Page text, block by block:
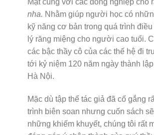
nha. Nhằm giúp người học có
kỹ năng cơ bản trong quá trình
lý răng miệng cho người cao tuổi.
các bậc thầy cô của các thế hệ đi
tới kỷ niệm 120 năm ngày thành
Hà Nội.
Mặc dù tập thể tác giả đã cố gắng
trình biên soan nhưng cuốn sách
những khiếm khuyết, chúng tôi rất